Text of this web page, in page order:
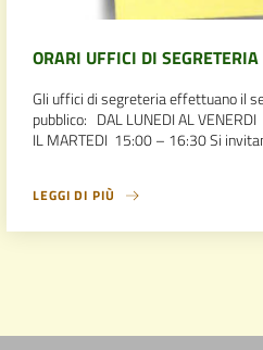
ORARI UFFICI DI SEGRETERIA
Gli uffici di segreteria effettuano il
pubblico: DAL LUNEDI AL
IL MARTEDI 15:00 – 16:30 Si
LEGGI DI PIÙ